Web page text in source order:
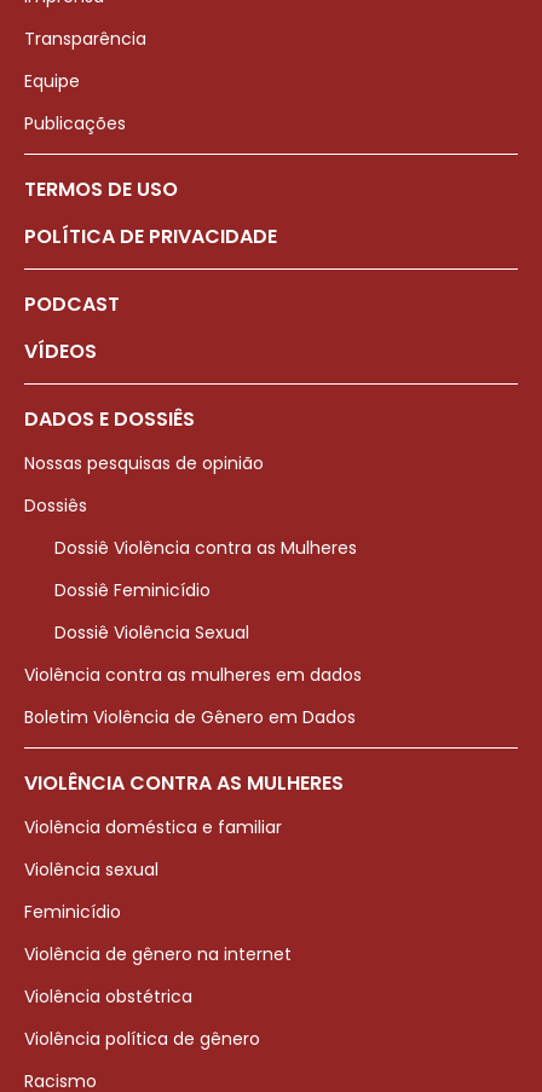
Transparência
Equipe
Publicações
TERMOS DE USO
POLÍTICA DE PRIVACIDADE
PODCAST
VÍDEOS
DADOS E DOSSIÊS
Nossas pesquisas de opinião
Dossiês
Dossiê Violência contra as Mulheres
Dossiê Feminicídio
Dossiê Violência Sexual
Violência contra as mulheres em dados
Boletim Violência de Gênero em Dados
VIOLÊNCIA CONTRA AS MULHERES
Violência doméstica e familiar
Violência sexual
Feminicídio
Violência de gênero na internet
Violência obstétrica
Violência política de gênero
Racismo